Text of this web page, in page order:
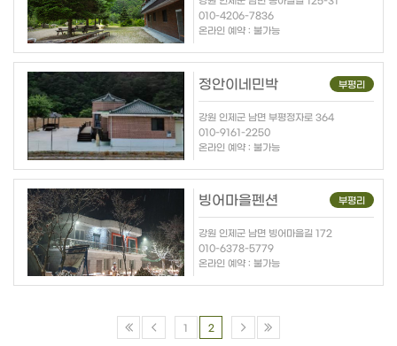
010-4206-7836
온라인 예약 : 불가능
정안이네민박 부평리
강원 인제군 남면 부평정자로 364
010-9161-2250
온라인 예약 : 불가능
빙어마을펜션 부평리
강원 인제군 남면 빙어마을길 172
010-6378-5779
온라인 예약 : 불가능
1 2